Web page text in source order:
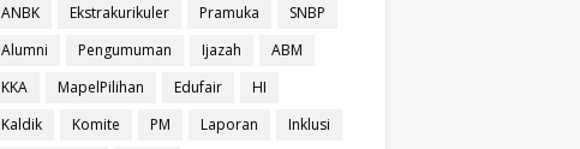
ANBK
Ekstrakurikuler Pramuka
SNBP
Alumni
Pengumuman Ijazah
ABM
KKA
MapelPilihan Edufair
HI
Kaldik
Komite PM Laporan
Inklusi